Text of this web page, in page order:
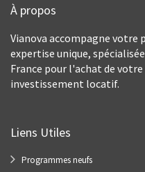
À propos
Vianova accompagne
expertise unique,
France pour l'achat de
investissement locatif.
Liens Utiles
Programmes neufs